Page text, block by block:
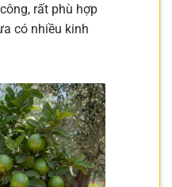
rất phù hợp
có nhiều kinh